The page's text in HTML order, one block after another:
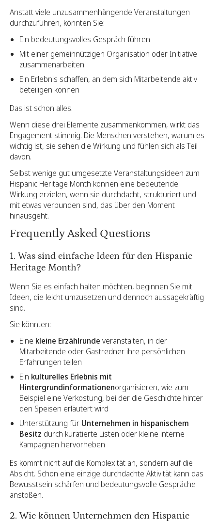
Anstatt viele unzusammenhängende Veranstaltungen
durchzuführen, könnten Sie:
Ein bedeutungsvolles Gespräch führen
Mit einer gemeinnützigen Organisation oder Initiative
zusammenarbeiten
Ein Erlebnis schaffen, an dem sich Mitarbeitende aktiv
beteiligen können
Das ist schon alles.
Wenn diese drei Elemente zusammenkommen, wirkt das
Engagement stimmig. Die Menschen verstehen, warum es
wichtig ist, sie sehen die Wirkung und fühlen sich als Teil
davon.
Selbst wenige gut umgesetzte Veranstaltungsideen zum
Hispanic Heritage Month können eine bedeutende
Wirkung erzielen, wenn sie durchdacht, strukturiert und
mit etwas verbunden sind, das über den Moment
hinausgeht.
Frequently Asked Questions
1. Was sind einfache Ideen für den Hispanic
Heritage Month?
Wenn Sie es einfach halten möchten, beginnen Sie mit
Ideen, die leicht umzusetzen und dennoch aussagekräftig
sind.
Sie könnten:
Eine kleine Erzählrunde veranstalten, in der
Mitarbeitende oder Gastredner ihre persönlichen
Erfahrungen teilen
Ein kulturelles Erlebnis mit
Hintergrundinformationenorganisieren, wie zum
Beispiel eine Verkostung, bei der die Geschichte hinter
den Speisen erläutert wird
Unterstützung für Unternehmen in hispanischem
Besitz durch kuratierte Listen oder kleine interne
Kampagnen hervorheben
Es kommt nicht auf die Komplexität an, sondern auf die
Absicht. Schon eine einzige durchdachte Aktivität kann das
Bewusstsein schärfen und bedeutungsvolle Gespräche
anstoßen.
2. Wie können Unternehmen den Hispanic